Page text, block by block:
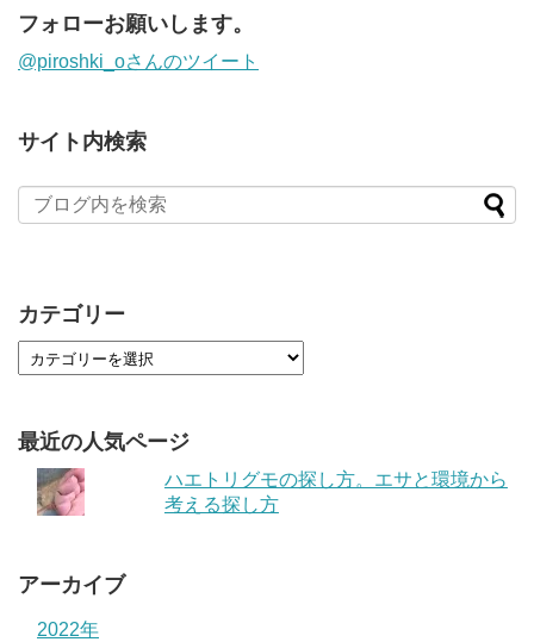
フォローお願いします。
@piroshki_oさんのツイート
サイト内検索
カテゴリー
最近の人気ページ
ハエトリグモの探し方。エサと環境から
考える探し方
アーカイブ
2022年